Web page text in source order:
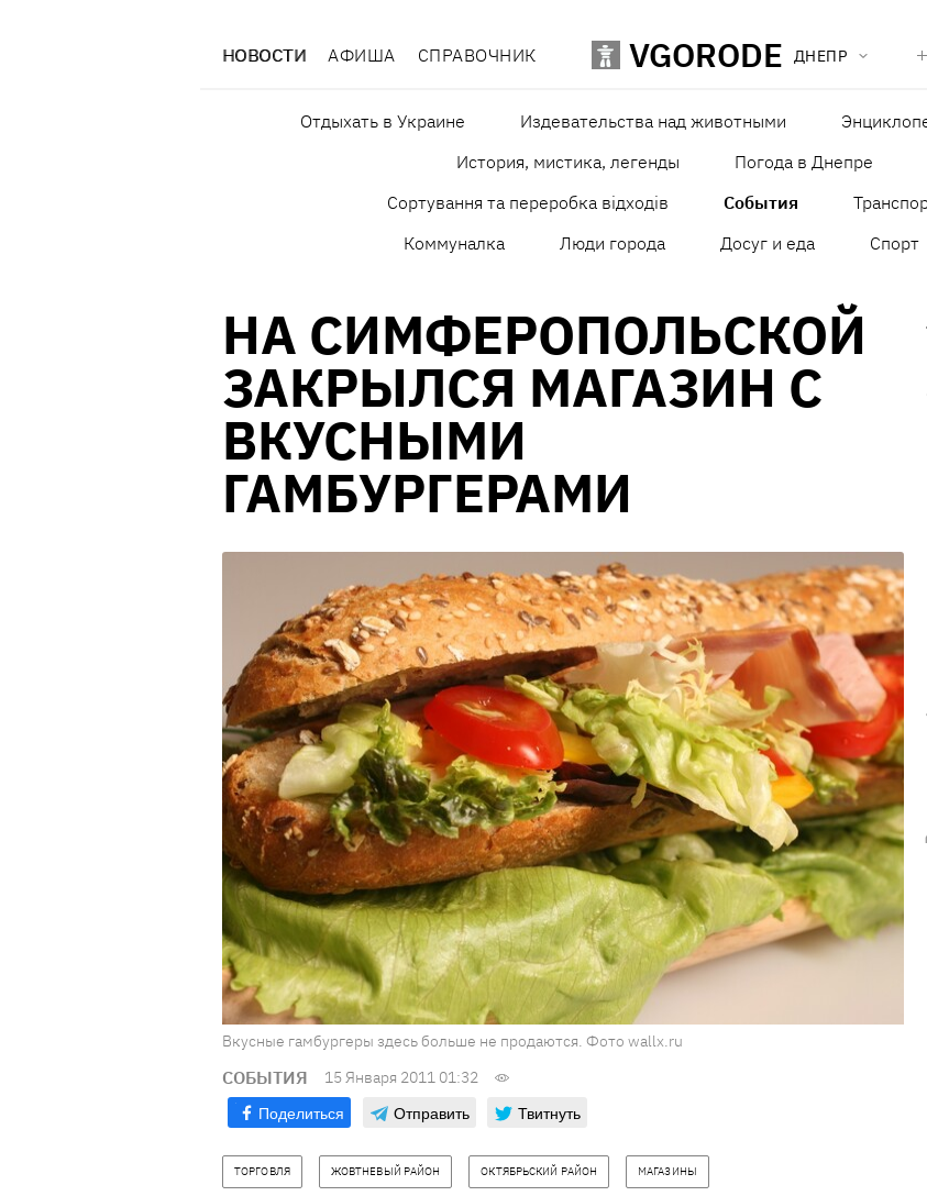
НОВОСТИ АФИША СПРАВОЧНИК VGORODE ДНЕПР
Отдыхать в Украине Издевательства над животными
История, мистика, легенды
Погода в Днепре
Сортування та переробка відходів
События
Коммуналка
Люди города Досуг и еда Спорт
НА СИМФЕРОПОЛЬСКОЙ
ЗАКРЫЛСЯ МАГАЗИН С
ВКУСНЫМИ
ГАМБУРГЕРАМИ
Вкусные гамбургеры здесь больше не продаются. Фото wallx.ru
СОБЫТИЯ 15 Января 2011 01:32
Поделиться Отправить Твитнуть
ТОРГОВЛЯ ЖОВТНЕВЫЙ РАЙОН ОКТЯБРЬСКИЙ РАЙОН МАГАЗИНЫ